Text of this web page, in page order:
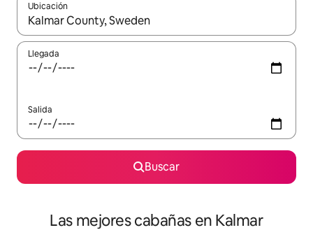
Ubicación
Cuando los resultados estén disponibles, podrás navegar
Llegada
Salida
Buscar
Las mejores cabañas en Kalmar